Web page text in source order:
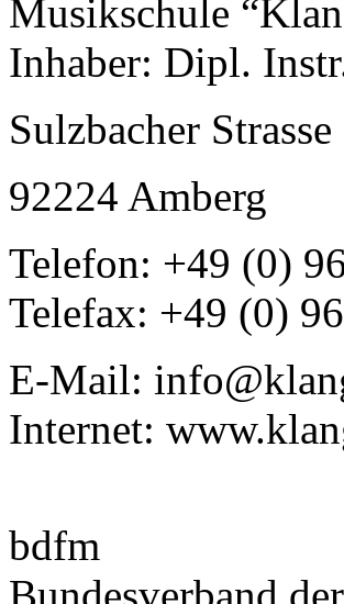
Musikschule
Inhaber: Dipl.
Sulzbacher Strasse
92224 Amberg
Telefon: +49 (0)
Telefax: +49 (0)
E-Mail:
Internet:
bdfm
Bundesverband der